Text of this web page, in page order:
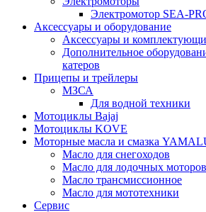
Электромотор SEA-
Аксессуары и оборудование
Аксессуары и
Дополнительное
катеров
Прицепы и трейлеры
МЗСА
Для водной техники
Мотоциклы Bajaj
Мотоциклы KOVE
Моторные масла и смазка
Масло для снегоходов
Масло для лодочных моторов
Масло трансмиссионное
Масло для мототехники
Сервис